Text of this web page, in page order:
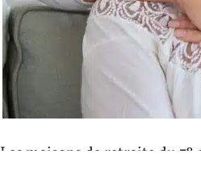
Les maisons de retraite du